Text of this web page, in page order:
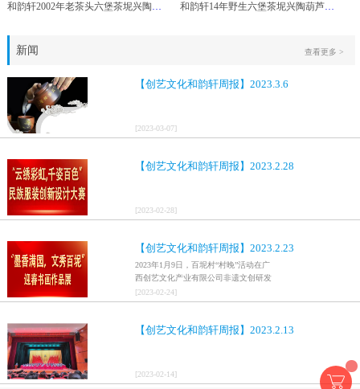
和韵轩2002年老茶头六堡茶坭兴陶葫芦茶罐 和韵轩14年野生六堡茶坭兴陶葫芦茶罐
新闻
【创艺文化和韵轩周报】2023.3.6
[2023-03-07]
【创艺文化和韵轩周报】2023.2.28
[2023-02-28]
【创艺文化和韵轩周报】2023.2.23
2023年1月9日，百坭村“村晚”活动在广
西创艺文化产业有限公司非遗文创研发
基地、百色市乐业县百坭壮族织布技艺
传承创意基地正式开启，活动紧扣“启航
村特色设计舞美，突出乡村文艺新体
[2023-02-24]
【创艺文化和韵轩周报】2023.2.13
[2023-02-14]
查看更多 >